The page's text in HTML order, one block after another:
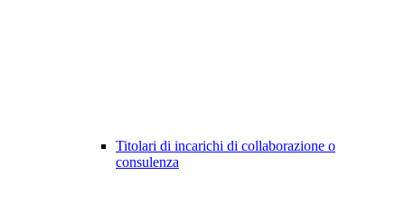
Titolari di incarichi di collaborazione o
consulenza